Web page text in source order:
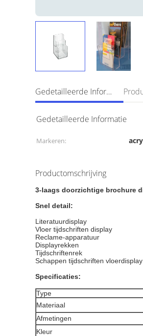
Gedetailleerde Informatie
Gedetailleerde Informatie
Markeren:
Productomschrijving
3-laags doorzichtige brochure
Snel detail:
Literatuurdisplay
Vloer tijdschriften display
Reclame-apparatuur
Displayrekken
Tijdschriftenrek
Schappen tijdschriften vloerdisplay
Specificaties:
Type
Materiaal
Afmetingen
Kleur